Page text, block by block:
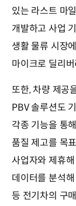
있는 라스트 마
개발하고 사업
생활 물류 시장
마이크로 딜리
또한, 차량 제공
PBV 솔루션도
각종 기능을 통
품질 제고를 목
사업자와 제휴
데이터를 분석
등 전기차의 구